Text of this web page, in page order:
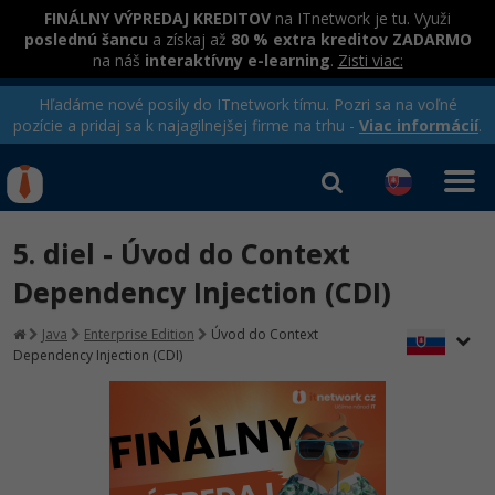
FINÁLNY VÝPREDAJ KREDITOV na ITnetwork je tu. Využi
poslednú šancu a získaj až 80 % extra kreditov ZADARMO
na náš interaktívny e-learning. Zisti viac:
Hľadáme nové posily do ITnetwork tímu. Pozri sa na voľné
pozície a pridaj sa k najagilnejšej firme na trhu - Viac informácií.
Kurzy Úrad Práce
Rekvalifikačné kurzy
hradené úradom práce
Kurzy programovania
Ako začať?
C# .NET -80%
Prihlásiť sa Registrovať
5. diel - Úvod do Context
Dependency Injection (CDI)
Java Enterprise Edition
Úvod do Context
Dependency Injection (CDI)